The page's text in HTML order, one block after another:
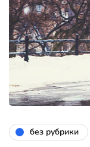
без рубрики